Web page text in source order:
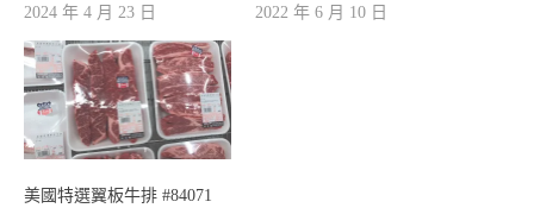
2024 年 4 月 23 日
2022 年 6 月 10 日
美國特選翼板牛排 #84071